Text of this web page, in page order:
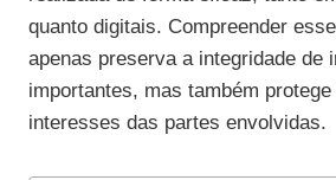
quanto digitais. Compreender
apenas preserva a integridade de
importantes, mas também
interesses das partes envolvidas.